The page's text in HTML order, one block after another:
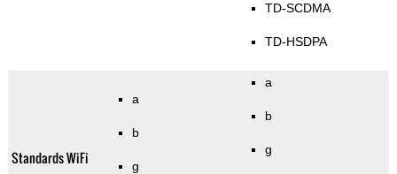
TD-SCDMA
TD-HSDPA
Standards WiFi
a
b
g
a
b
g